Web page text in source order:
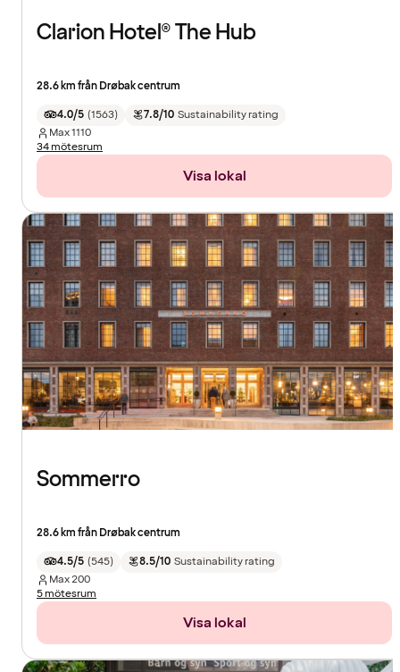
Clarion Hotel® The Hub
28.6 km från Drøbak centrum
4.0/5 (1563) 7.8/10 Sustainability rating
Max1110
34 mötesrum
Visa lokal
Sommerro
28.6 km från Drøbak centrum
4.5/5 (545) 8.5/10 Sustainability rating
Max200
5 mötesrum
Visa lokal